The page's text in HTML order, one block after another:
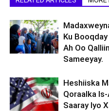
Ku
Ah Oo
Sameeyay.
Heshiiska
Qoraalka
Saaray Iyo